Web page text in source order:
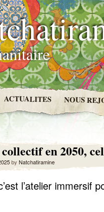
ACTUALITES NOUS
en 2050,
by Natchatiramine
l’atelier immersif